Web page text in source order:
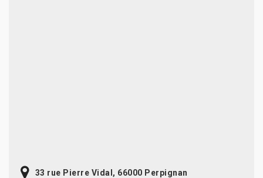
33 rue Pierre Vidal, 66000 Perpignan